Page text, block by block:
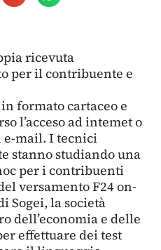
ricevuta
per il contribuente e
formato cartaceo e
l’acceso ad intemet o
e-mail. I tecnici
stanno studiando una
per i contribuenti
versamento F24 on-
Sogei, la società
dell’economia e delle
effettuare dei test